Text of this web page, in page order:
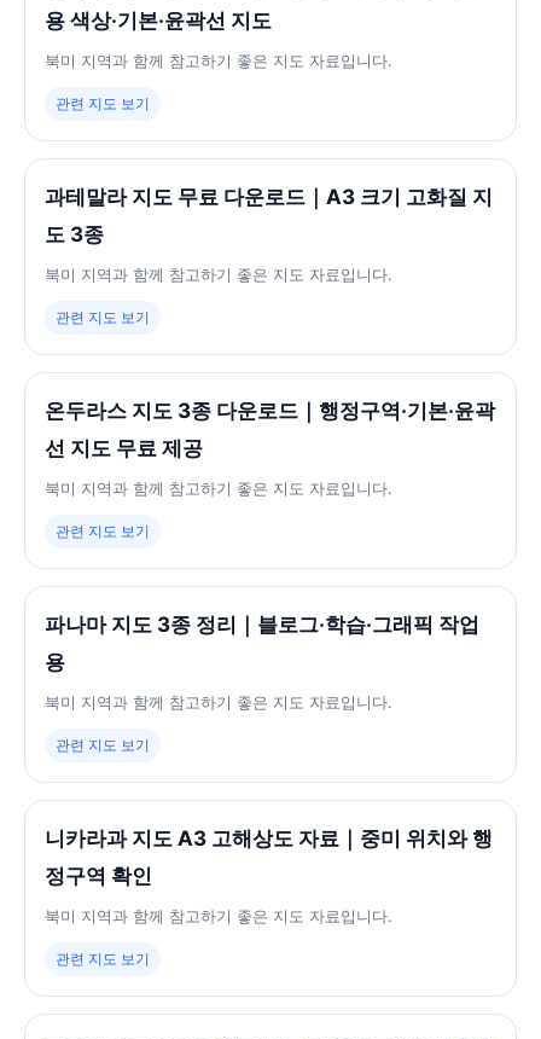
용 색상·기본·윤곽선 지도
북미 지역과 함께 참고하기 좋은 지도 자료입니다.
관련 지도 보기
과테말라 지도 무료 다운로드｜A3 크기 고화질 지
도 3종
북미 지역과 함께 참고하기 좋은 지도 자료입니다.
관련 지도 보기
온두라스 지도 3종 다운로드｜행정구역·기본·윤곽
선 지도 무료 제공
북미 지역과 함께 참고하기 좋은 지도 자료입니다.
관련 지도 보기
파나마 지도 3종 정리｜블로그·학습·그래픽 작업
용
북미 지역과 함께 참고하기 좋은 지도 자료입니다.
관련 지도 보기
니카라과 지도 A3 고해상도 자료｜중미 위치와 행
정구역 확인
북미 지역과 함께 참고하기 좋은 지도 자료입니다.
관련 지도 보기